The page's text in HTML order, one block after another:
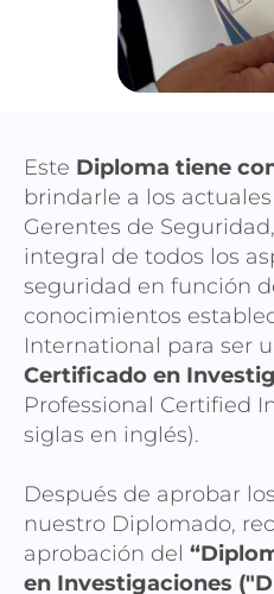
Este Diploma tiene
brindarle a los
Gerentes de
integral de todos los
seguridad en función
conocimientos
International para ser
Certificado en
Professional Certified
siglas en inglés).
Después de aprobar
nuestro Diplomado,
aprobación del
en Investigaciones